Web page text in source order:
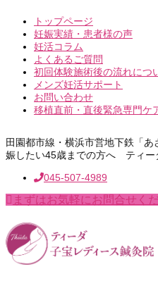
トップページ
妊娠実績・患者様の声
妊活コラム
よくあるご質問
初回体験施術後の流れにつ
メンズ妊活サポート
お問い合わせ
移植直前・直後緊急専門ケ
田園都市線・横浜市営地下鉄「
娠したい45歳までの方へ ティー
045-507-4989
まずはお気軽にお問合せく